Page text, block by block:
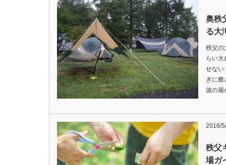
奥秩
る大
秩父の
らい
せない
ぎに
波の届
2016/
秩父
場ガ